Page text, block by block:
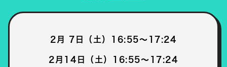
2月 7日（土）16:55～17:24
2月14日（土）16:55～17:24